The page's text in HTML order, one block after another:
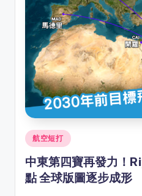
Posted
in
航空短打
中東第四寶再發力！
點 全球版圖逐步成形